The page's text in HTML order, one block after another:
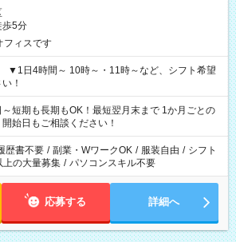
歩5分
フィスです
日4時間～ 10時～・11時～など、シフト希望
！
～短期も長期もOK！最短翌月末まで 1か月ごとの
始日もご相談ください！
歴書不要 / 副業・WワークOK / 服装自由 / シフト
上の大量募集 / パソコンスキル不要
応募する 詳細へ